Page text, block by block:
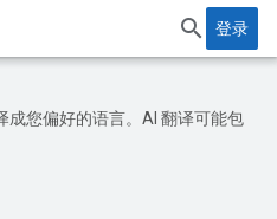
登录
成您偏好的语言。AI 翻译可能包